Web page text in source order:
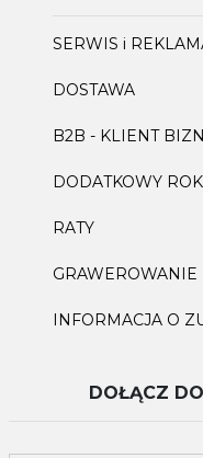
SERWIS i
DOSTAWA
B2B - KLIENT
DODATKOWY
RATY
GRAWEROWANIE
INFORMACJA O
DOŁĄCZ